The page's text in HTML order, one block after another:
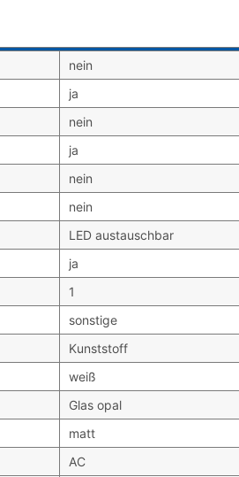
nein
ja
nein
ja
nein
nein
LED austauschbar
ja
1
sonstige
Kunststoff
weiß
Glas opal
matt
AC